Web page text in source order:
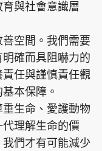
與社會意識層
空間。我們需要
確而具阻嚇力的
任與謹慎責任觀
本保障。
生命、愛護動物
理解生命的價
們才有可能減少